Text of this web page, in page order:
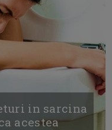
in sarcina
acestea